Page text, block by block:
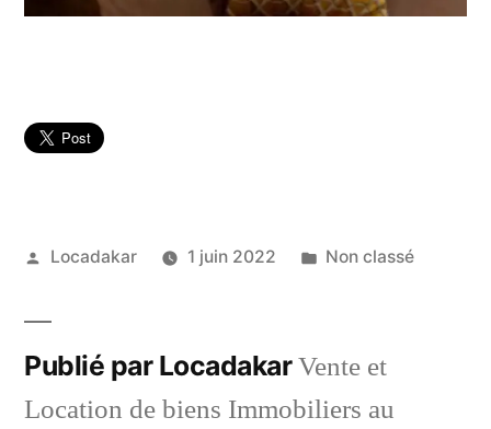
Publié
Locadakar 1 juin 2022
Publié
Non classé
Publié par LocadakarVente et
Location de biens Immobiliers au